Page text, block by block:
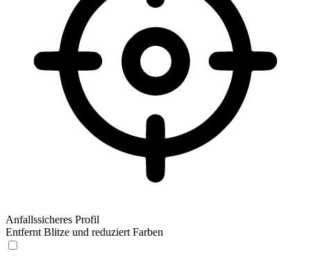
Anfallssicheres Profil
Entfernt Blitze und reduziert Farben